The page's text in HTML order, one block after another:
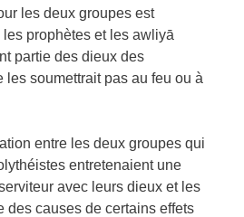
les deux groupes est
prophètes et les awliyā
partie des dieux des
les soumettrait pas au feu ou à
entre les deux groupes qui
entretenaient une
avec leurs dieux et les
des causes de certains effets